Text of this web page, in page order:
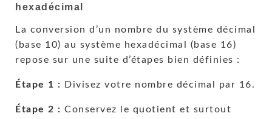
hexadécimal
La conversion d’un nombre du système décimal
(base 10) au système hexadécimal (base 16)
repose sur une suite d’étapes bien définies :
Étape 1 : Divisez votre nombre décimal par 16.
Étape 2 : Conservez le quotient et surtout